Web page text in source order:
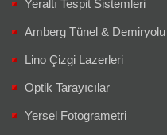
Yeraltı Tespit Sistemleri
Amberg Tünel &
Lino Çizgi Lazerleri
Optik Tarayıcılar
Yersel Fotogrametri